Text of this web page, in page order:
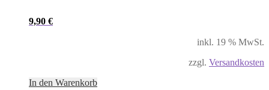
9,90 €
inkl. 19 % MwSt.
zzgl. Versandkosten
In den Warenkorb